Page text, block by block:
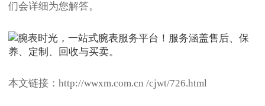
们会详细为您解答。
本文链接：http://wwxm.com.cn /cjwt/726.html